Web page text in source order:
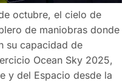
octubre, el cielo de
de maniobras donde
su capacidad de
Ocean Sky 2025,
y del Espacio desde la